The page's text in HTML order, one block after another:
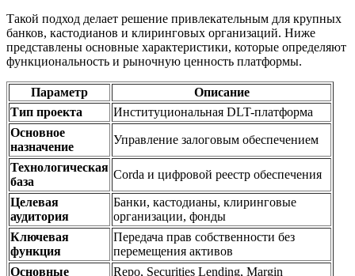
Такой подход делает решение привлекательным для крупных
банков, кастодианов и клиринговых организаций. Ниже
представлены основные характеристики, которые определяют
функциональность и рыночную ценность платформы.
Параметр
Описание
Тип проекта
Институциональная DLT-платформа
Основное
назначение
Управление залоговым обеспечением
Технологическая
база
Corda и цифровой реестр обеспечения
Целевая
аудитория
Банки, кастодианы, клиринговые
организации, фонды
Ключевая
функция
Передача прав собственности без
перемещения активов
Основные
Repo, Securities Lending, Margin